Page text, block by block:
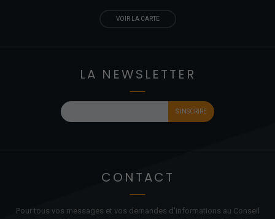
VOIR LA CARTE
LA NEWSLETTER
CONTACT
Pour tous vos messages et vos demandes d'informations au Conseil